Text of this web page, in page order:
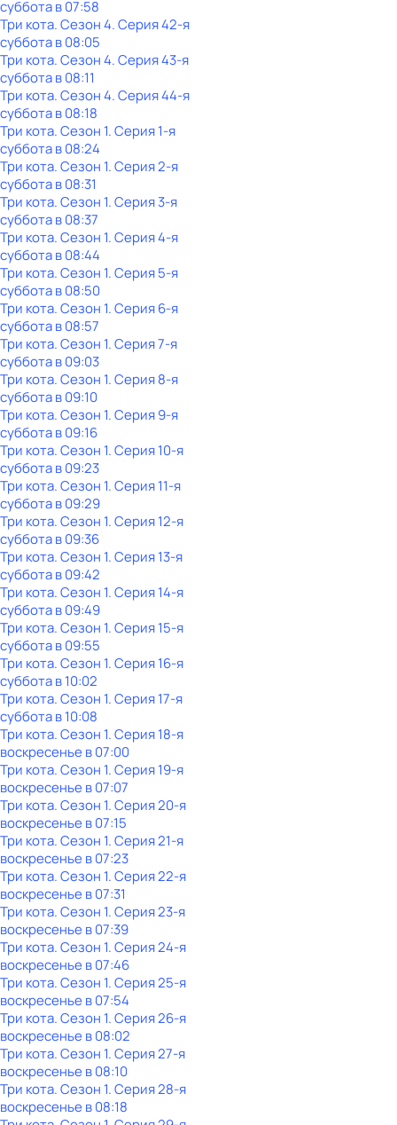
субботав07:58
Три кота. Сезон 4. Серия 42-я
субботав08:05
Три кота. Сезон 4. Серия 43-я
субботав08:11
Три кота. Сезон 4. Серия 44-я
субботав08:18
Три кота. Сезон 1. Серия 1-я
субботав08:24
Три кота. Сезон 1. Серия 2-я
субботав08:31
Три кота. Сезон 1. Серия 3-я
субботав08:37
Три кота. Сезон 1. Серия 4-я
субботав08:44
Три кота. Сезон 1. Серия 5-я
субботав08:50
Три кота. Сезон 1. Серия 6-я
субботав08:57
Три кота. Сезон 1. Серия 7-я
субботав09:03
Три кота. Сезон 1. Серия 8-я
субботав09:10
Три кота. Сезон 1. Серия 9-я
субботав09:16
Три кота. Сезон 1. Серия 10-я
субботав09:23
Три кота. Сезон 1. Серия 11-я
субботав09:29
Три кота. Сезон 1. Серия 12-я
субботав09:36
Три кота. Сезон 1. Серия 13-я
субботав09:42
Три кота. Сезон 1. Серия 14-я
субботав09:49
Три кота. Сезон 1. Серия 15-я
субботав09:55
Три кота. Сезон 1. Серия 16-я
субботав10:02
Три кота. Сезон 1. Серия 17-я
субботав10:08
Три кота. Сезон 1. Серия 18-я
воскресенье в07:00
Три кота. Сезон 1. Серия 19-я
воскресенье в07:07
Три кота. Сезон 1. Серия 20-я
воскресенье в07:15
Три кота. Сезон 1. Серия 21-я
воскресенье в07:23
Три кота. Сезон 1. Серия 22-я
воскресенье в07:31
Три кота. Сезон 1. Серия 23-я
воскресенье в07:39
Три кота. Сезон 1. Серия 24-я
воскресенье в07:46
Три кота. Сезон 1. Серия 25-я
воскресенье в07:54
Три кота. Сезон 1. Серия 26-я
воскресенье в08:02
Три кота. Сезон 1. Серия 27-я
воскресенье в08:10
Три кота. Сезон 1. Серия 28-я
воскресенье в08:18